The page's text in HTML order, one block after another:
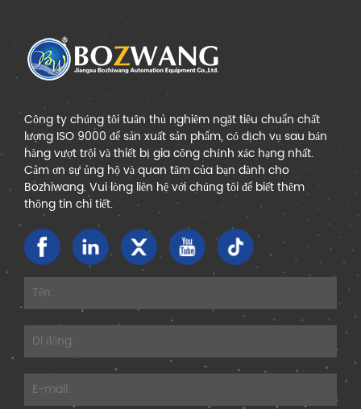
Công ty chúng tôi tuân thủ nghiêm ngặt tiêu chuẩn chất
lượng ISO 9000 để sản xuất sản phẩm, có dịch vụ sau bán
hàng vượt trội và thiết bị gia công chính xác hạng nhất.
Cảm ơn sự ủng hộ và quan tâm của bạn dành cho
Bozhiwang. Vui lòng liên hệ với chúng tôi để biết thêm
thông tin chi tiết.